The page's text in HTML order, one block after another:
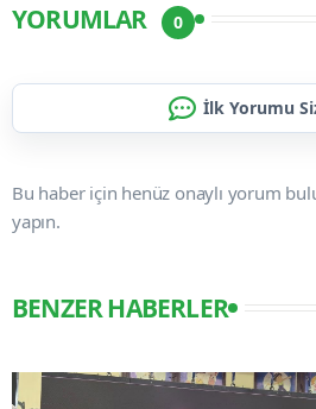
YORUMLAR 0
İlk Yorumu
Bu haber için henüz onaylı yorum
yapın.
BENZER HABERLER